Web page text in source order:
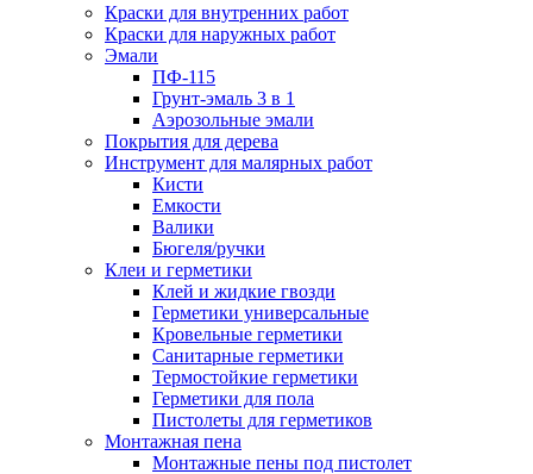
Краски для внутренних работ
Краски для наружных работ
Эмали
ПФ-115
Грунт-эмаль 3 в 1
Аэрозольные эмали
Покрытия для дерева
Инструмент для малярных работ
Кисти
Емкости
Валики
Бюгеля/ручки
Клеи и герметики
Клей и жидкие гвозди
Герметики универсальные
Кровельные герметики
Санитарные герметики
Термостойкие герметики
Герметики для пола
Пистолеты для герметиков
Монтажная пена
Монтажные пены под пистолет